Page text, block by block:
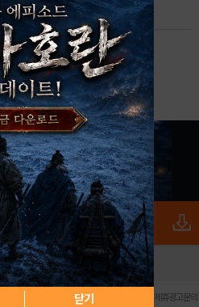
호 찾기 회원가입
닫기
PC버전 전체앱
불법촬영물 신고센터 제휴광고문의